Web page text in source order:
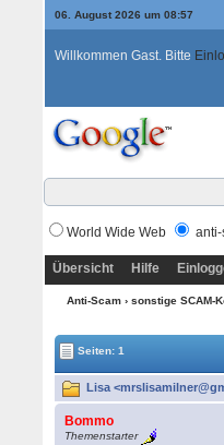
06. August 2026 um 08:57
Willkommen Gast. Bitte
World Wide Web
Übersicht Hilfe
Anti-Scam› sonstige SCAM-
Seiten: 1
Lisa
Bommo
Themenstarter